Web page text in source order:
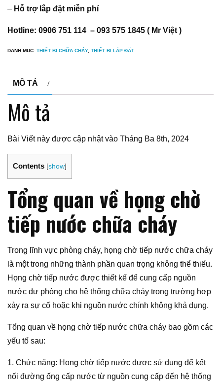
– Hỗ trợ lắp đặt miễn phí
Hotline: 0906 751 114 – 093 575 1845 ( Mr Việt )
DANH MỤC: THIẾT BỊ CHỮA CHÁY, THIẾT BỊ LẮP ĐẶT
MÔ TẢ
Mô tả
Bài Viết này được cập nhật vào Tháng Ba 8th, 2024
Contents [show]
Tổng quan về họng chờ
tiếp nước chữa cháy
Trong lĩnh vực phòng cháy, họng chờ tiếp nước chữa cháy
là một trong những thành phần quan trọng không thể thiếu.
Họng chờ tiếp nước được thiết kế để cung cấp nguồn
nước dự phòng cho hệ thống chữa cháy trong trường hợp
xảy ra sự cố hoặc khi nguồn nước chính không khả dụng.
Tổng quan về họng chờ tiếp nước chữa cháy bao gồm các
yếu tố sau:
1. Chức năng: Họng chờ tiếp nước được sử dụng để kết
nối đường ống cấp nước từ nguồn cung cấp đến hệ thống